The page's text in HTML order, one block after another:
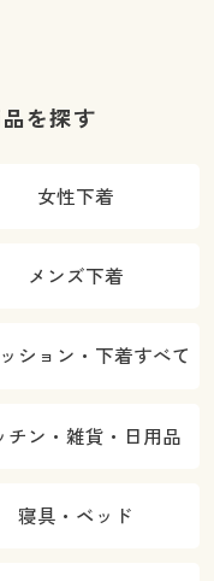
を探す
女性下着
メンズ下着
ション・下着すべて
チン・雑貨・日用品
寝具・ベッド